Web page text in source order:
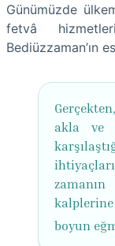
Günümüzde
fetvâ
Bediüzzaman’ın
akla ve
boyun